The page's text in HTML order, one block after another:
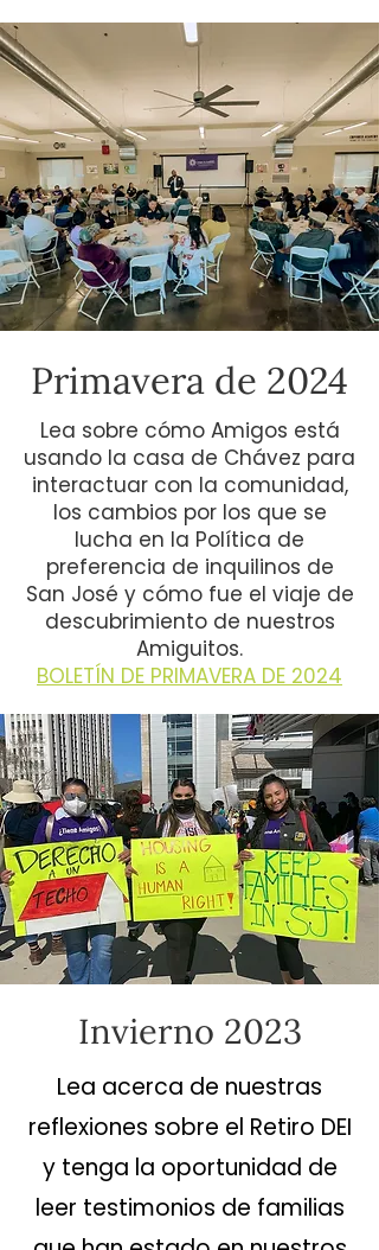
Primavera de 2024
Lea sobre cómo Amigos está
usando la casa de Chávez para
interactuar con la comunidad,
los cambios por los que se
lucha en la Política de
preferencia de inquilinos de
San José y cómo fue el viaje de
descubrimiento de nuestros
Amiguitos.
BOLETÍN DE PRIMAVERA DE 2024
Invierno 2023
Lea acerca de nuestras
reflexiones sobre el Retiro DEI
y tenga la oportunidad de
leer testimonios de familias